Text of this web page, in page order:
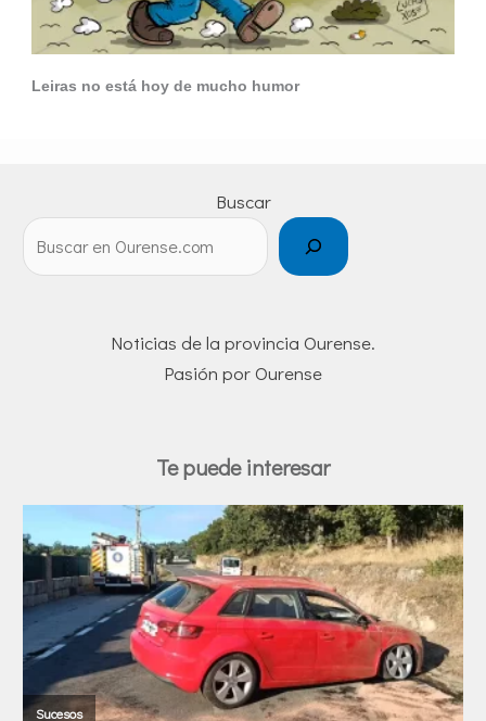
Leiras no está hoy de mucho humor
Buscar
Noticias de la provincia Ourense.
Pasión por Ourense
Te puede interesar